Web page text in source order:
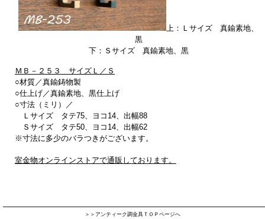
上：Ｌサイズ 真鍮素地、
黒
下：Ｓサイズ 真鍮素地、黒
ＭＢ－２５３ サイズＬ／Ｓ
○材質／真鍮鋳物製
○仕上げ／真鍮素地、黒仕上げ
○寸法（ミリ）／
Ｌサイズ タテ75、ヨコ14、出幅88
Ｓサイズ タテ50、ヨコ14、出幅62
※寸法に多少のバラつきがございます。
室金物オンラインストアで通販しております。
＞＞アンティーク調金具ＴＯＰページへ